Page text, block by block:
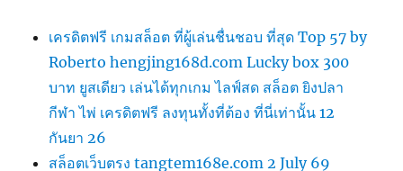
เครดิตฟรี เกมสล็อต ที่ผู้เล่นชื่นชอบ ที่สุด Top 57 by
Roberto hengjing168d.com Lucky box 300
บาท ยูสเดียว เล่นได้ทุกเกม ไลฟ์สด สล็อต ยิงปลา
กีฬา ไพ่ เครดิตฟรี ลงทุนทั้งที่ต้อง ที่นี่เท่านั้น 12
กันยา 26
สล็อตเว็บตรง tangtem168e.com 2 July 69